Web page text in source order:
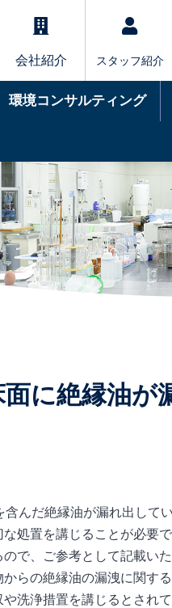
スタッフ紹介
会社紹介
環境コンサルティング
に絶縁油
んだ絶縁油が漏れ出して
処置を講じることが必要
で、ご参考として記載い
らの絶縁油の漏洩に関す
洗浄措置を講じるとされ